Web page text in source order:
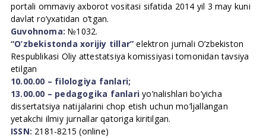
portali ommaviy axborot vositasi sifatida 2014 yil 3 may kuni
davlat ro’yxatidan o’tgan.
Guvohnoma: №1032.
“O’zbekistonda xorijiy tillar” elektron jurnali O’zbekiston
Respublikasi Oliy attestatsiya komissiyasi tomonidan tavsiya
etilgan
10.00.00 – filologiya fanlari;
13.00.00 – pedagogika fanlari yo’nalishlari bo’yicha
dissertatsiya natijalarini chop etish uchun mo’ljallangan
yetakchi ilmiy jurnallar qatoriga kiritilgan.
ISSN: 2181-8215 (online)